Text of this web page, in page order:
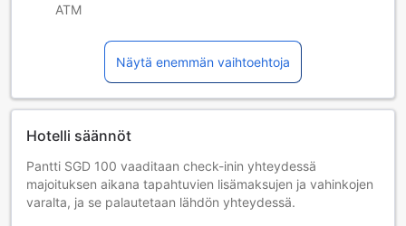
ATM
Näytä enemmän vaihtoehtoja
Hotelli säännöt
Pantti SGD 100 vaaditaan check-inin yhteydessä
majoituksen aikana tapahtuvien lisämaksujen ja vahinkojen
varalta, ja se palautetaan lähdön yhteydessä.